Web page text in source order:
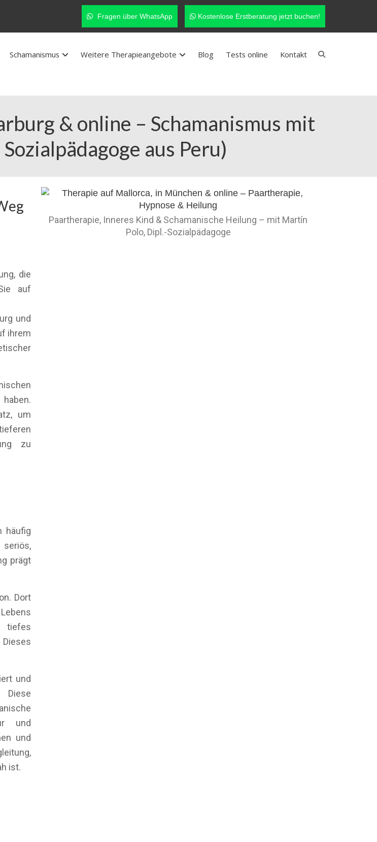
Fragen über WhatsApp Kostenlose Erstberatung jetzt buchen!
Schamanismus Weitere Therapieangebote Blog Tests online Kontakt
& online – Schamanismus mit
aus Peru)
die
auf
und
ihrem
um
zu
häufig
prägt
Dort
tiefes
und
Diese
und
und
ist.
Paartherapie, Inneres Kind & Schamanische Heilung – mit Martín
Polo, Dipl.-Sozialpädagoge